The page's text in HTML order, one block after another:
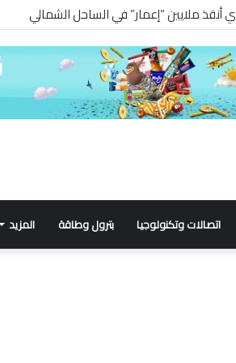
أنقذ ملايين “إعمار” في الساحل الشمالي
اتصالات وتكنولوجيا بترول وطاقة المزيد